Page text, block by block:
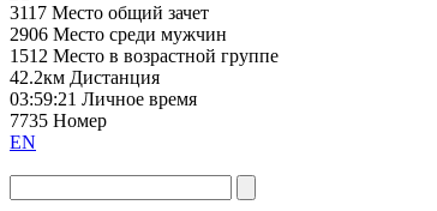
3117 Место общий зачет
2906 Место среди мужчин
1512 Место в возрастной группе
42.2км Дистанция
03:59:21 Личное время
7735 Номер
EN